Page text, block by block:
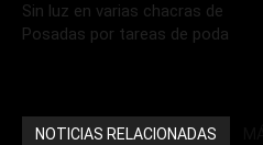
Sin luz en varias chacras de
Posadas por tareas de poda
NOTICIAS RELACIONADAS